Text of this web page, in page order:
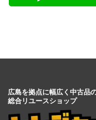
広島を拠点に幅広く中古品
総合リユースショップ